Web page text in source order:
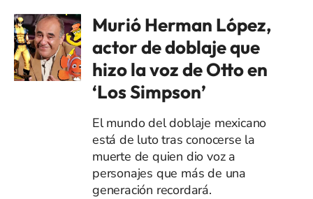
Murió Herman López,
actor de doblaje que
hizo la voz de Otto en
‘Los Simpson’
El mundo del doblaje mexicano
está de luto tras conocerse la
muerte de quien dio voz a
personajes que más de una
generación recordará.